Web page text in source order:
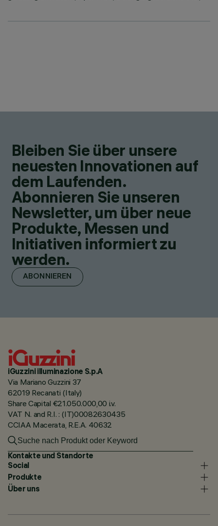
Bleiben Sie über unsere
neuesten Innovationen auf
dem Laufenden.
Abonnieren Sie unseren
Newsletter, um über neue
Produkte, Messen und
Initiativen informiert zu
werden.
ABONNIEREN
iGuzzini illuminazione S.p.A
Via Mariano Guzzini 37
62019 Recanati (Italy)
Share Capital €21.050.000,00 i.v.
VAT N. and R.I. : (IT)00082630435
CCIAA Macerata, R.E.A. 40632
Kontakte und Standorte
Social
Produkte
Über uns